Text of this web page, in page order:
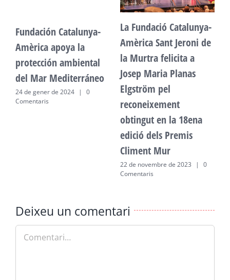
Fundación Catalunya-
Amèrica apoya la
protección ambiental
del Mar Mediterráneo
24 de gener de 2024 |
0
Comentaris
La Fundació Catalunya-
Amèrica Sant Jeroni de
la Murtra felicita a
Josep Maria Planas
Elgström pel
reconeixement
obtingut en la 18ena
edició dels Premis
Climent Mur
22 de novembre de 2023 |
0
Comentaris
Deixeu un comentari